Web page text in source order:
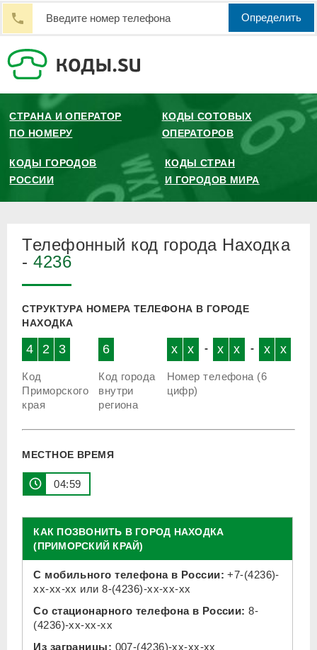
Определить
СТРАНА И ОПЕРАТОР
ПО НОМЕРУ
КОДЫ СОТОВЫХ
ОПЕРАТОРОВ
КОДЫ ГОРОДОВ
РОССИИ
КОДЫ СТРАН
И ГОРОДОВ МИРА
Телефонный код города Находка
-4236
СТРУКТУРА НОМЕРА ТЕЛЕФОНА В ГОРОДЕ
НАХОДКА
4 2 3
Код
Приморского
края
6
Код города
внутри
региона
x x - x x - x x
Номер телефона (6
цифр)
МЕСТНОЕ ВРЕМЯ
04 59
КАК ПОЗВОНИТЬ В ГОРОД НАХОДКА
(ПРИМОРСКИЙ КРАЙ)
С мобильного телефона в России: +7-(4236)-
xx-xx-xx или8-(4236)-xx-xx-xx
Со стационарного телефона в России: 8-
(4236)-xx-xx-xx
Из заграницы: 007-(4236)-xx-xx-xx